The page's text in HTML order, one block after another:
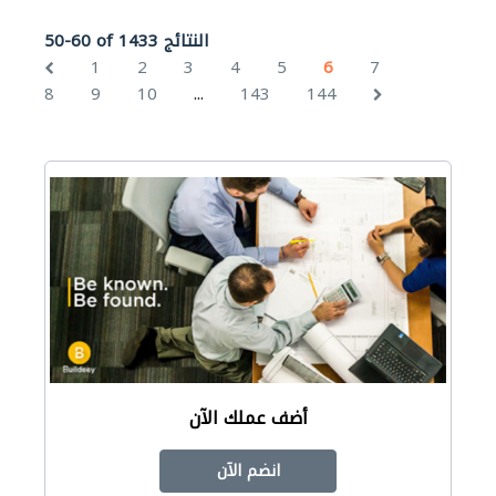
50-60 of 1433 النتائج
1
2 3 4 5 6
7
8
9 10 ... 143 144
أضف عملك الآن
انضم الآن